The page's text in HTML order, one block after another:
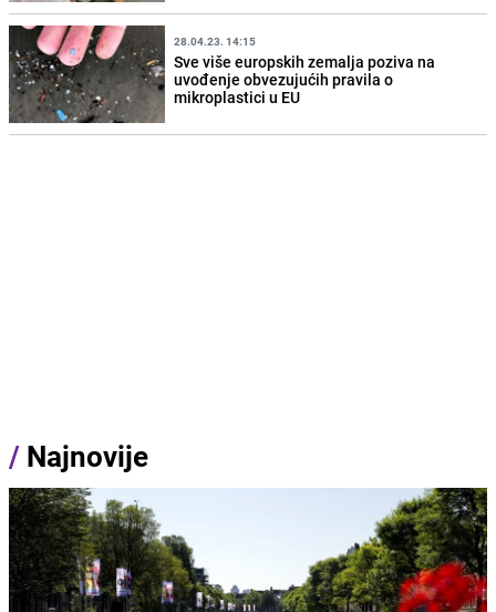
28.04.23. 14:15
Sve više europskih zemalja poziva na
uvođenje obvezujućih pravila o
mikroplastici u EU
/ Najnovije